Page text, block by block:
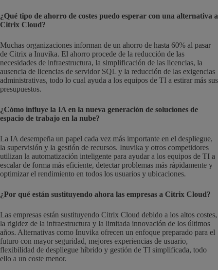
¿Qué tipo de ahorro de costes puedo esperar con una alternativa a
Citrix Cloud?
Muchas organizaciones informan de un ahorro de hasta 60% al pasar
de Citrix a Inuvika. El ahorro procede de la reducción de las
necesidades de infraestructura, la simplificación de las licencias, la
ausencia de licencias de servidor SQL y la reducción de las exigencias
administrativas, todo lo cual ayuda a los equipos de TI a estirar más sus
presupuestos.
¿Cómo influye la IA en la nueva generación de soluciones de
espacio de trabajo en la nube?
La IA desempeña un papel cada vez más importante en el despliegue,
la supervisión y la gestión de recursos. Inuvika y otros competidores
utilizan la automatización inteligente para ayudar a los equipos de TI a
escalar de forma más eficiente, detectar problemas más rápidamente y
optimizar el rendimiento en todos los usuarios y ubicaciones.
¿Por qué están sustituyendo ahora las empresas a Citrix Cloud?
Las empresas están sustituyendo Citrix Cloud debido a los altos costes,
la rigidez de la infraestructura y la limitada innovación de los últimos
años. Alternativas como Inuvika ofrecen un enfoque preparado para el
futuro con mayor seguridad, mejores experiencias de usuario,
flexibilidad de despliegue híbrido y gestión de TI simplificada, todo
ello a un coste menor.